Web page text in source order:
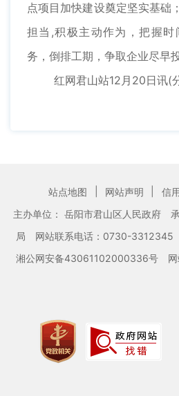
点项目加快建设奠定坚实基础
担当,积极主动作为，把握
务，倒排工期，争取企业尽早
红网君山站12月20日讯(
站点地图 网站声明 信
主办单位： 岳阳市君山区人民政府
局
网站联系电话：0730-3312345
湘公网安备43061102000336号